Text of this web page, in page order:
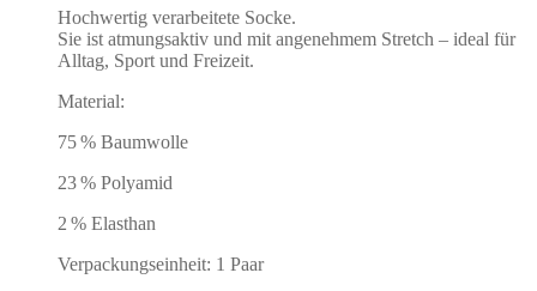
Hochwertig verarbeitete Socke.
Sie ist atmungsaktiv und mit angenehmem Stretch – ideal für
Alltag, Sport und Freizeit.
Material:
75 % Baumwolle
23 % Polyamid
2 % Elasthan
Verpackungseinheit: 1 Paar